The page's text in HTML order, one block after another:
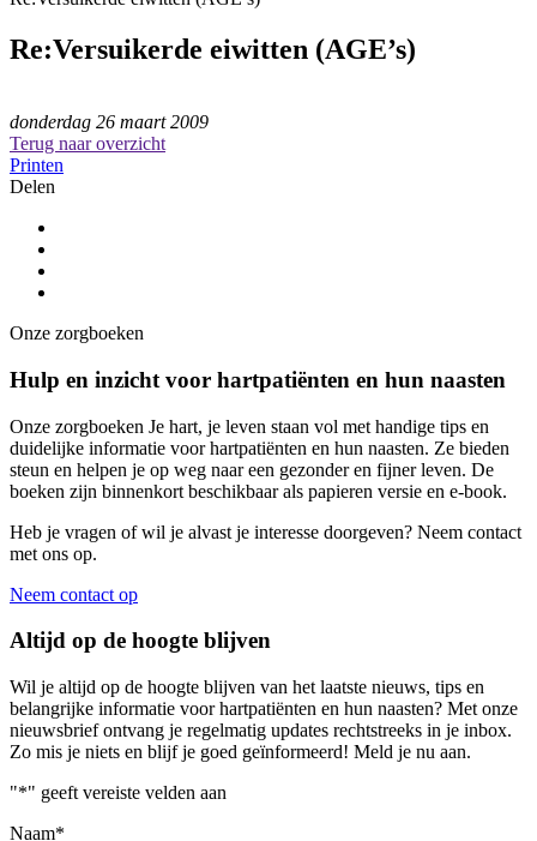
Re:Versuikerde eiwitten (AGE’s)
donderdag 26 maart 2009
Terug naar overzicht
Printen
Delen
Onze zorgboeken
Hulp en inzicht voor hartpatiënten en hun naasten
Onze zorgboeken Je hart, je leven staan vol met handige tips en
duidelijke informatie voor hartpatiënten en hun naasten. Ze bieden
steun en helpen je op weg naar een gezonder en fijner leven. De
boeken zijn binnenkort beschikbaar als papieren versie en e-book.
Heb je vragen of wil je alvast je interesse doorgeven? Neem contact
met ons op.
Neem contact op
Altijd op de hoogte blijven
Wil je altijd op de hoogte blijven van het laatste nieuws, tips en
belangrijke informatie voor hartpatiënten en hun naasten? Met onze
nieuwsbrief ontvang je regelmatig updates rechtstreeks in je inbox.
Zo mis je niets en blijf je goed geïnformeerd! Meld je nu aan.
"*" geeft vereiste velden aan
Naam*